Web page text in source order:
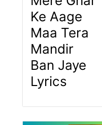
Ke Aage
Maa Tera
Mandir
Ban Jaye
Lyrics